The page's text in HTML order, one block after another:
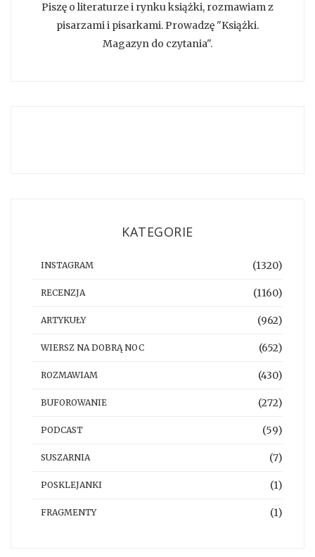
Piszę o literaturze i rynku książki, rozmawiam z
pisarzami i pisarkami. Prowadzę "Książki.
Magazyn do czytania".
KATEGORIE
INSTAGRAM (1320)
RECENZJA (1160)
ARTYKUŁY (962)
WIERSZ NA DOBRĄ NOC (652)
ROZMAWIAM (430)
BUFOROWANIE (272)
PODCAST (59)
SUSZARNIA (7)
POSKLEJANKI (1)
FRAGMENTY (1)